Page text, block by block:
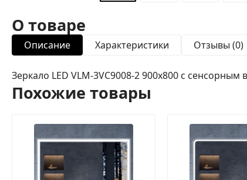
О товаре
Описание Характеристики Отзывы (0)
Зеркало LED VLM-3VC9008-2 900х800 c
Похожие товары